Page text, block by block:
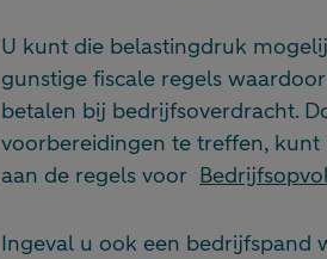
U kunt die belastingdruk
gunstige fiscale regels
betalen bij bedrijfsoverdracht.
voorbereidingen te treffen,
aan de regels voor
Ingeval u ook een bedrijfspand